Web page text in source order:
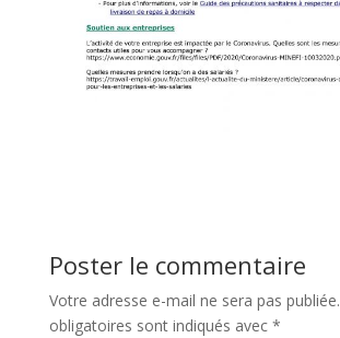
Poster le commentaire
Votre adresse e-mail ne sera pas publiée.
obligatoires sont indiqués avec *